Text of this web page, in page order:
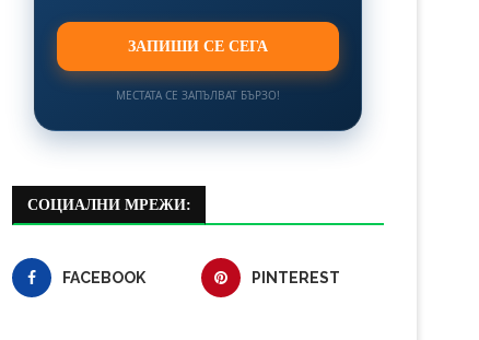
ЗАПИШИ СЕ СЕГА
МЕСТАТА СЕ ЗАПЪЛВАТ БЪРЗО!
СОЦИАЛНИ МРЕЖИ:
FACEBOOK PINTEREST